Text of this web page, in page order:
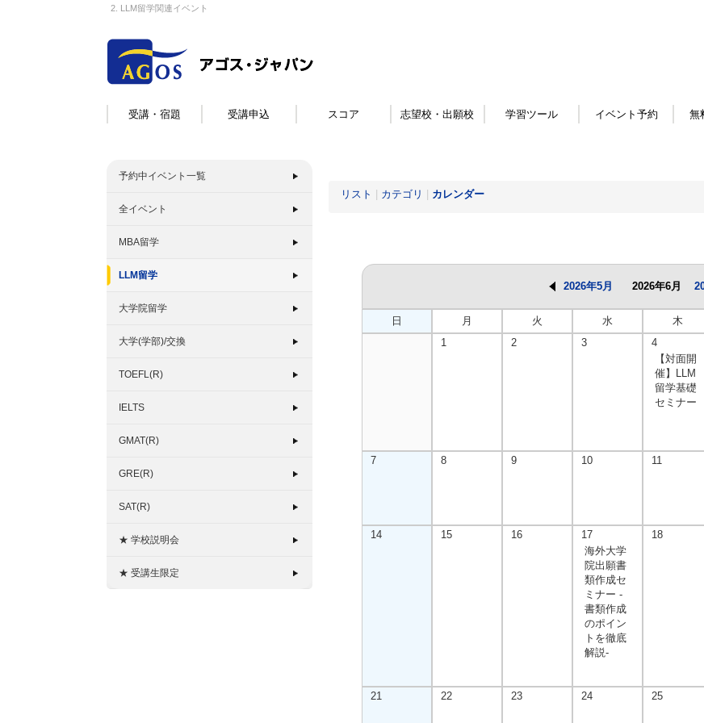
2. LLM留学関連イベント
受講・宿題 受講申込 スコア 志望校・出願校 学習ツール イベント予約 無
予約中イベント一覧
全イベント
MBA留学
LLM留学
大学院留学
大学(学部)/交換
TOEFL(R)
IELTS
GMAT(R)
GRE(R)
SAT(R)
★ 学校説明会
★ 受講生限定
リスト カテゴリ カレンダー
2026年5月 2026年6月
日 月 火 水 木
1
2 3
4
【対面開
催】LLM
留学基礎
セミナー
7 8 9 10 11
14 15 16
17
海外大学
院出願書
類作成セ
ミナー -
書類作成
のポイン
トを徹底
解説-
18
21 22 23 24 25